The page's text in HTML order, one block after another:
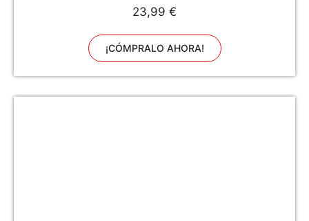
23,99 €
¡CÓMPRALO AHORA!